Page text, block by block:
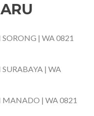
| WA 0821
| WA
MANADO | WA 0821